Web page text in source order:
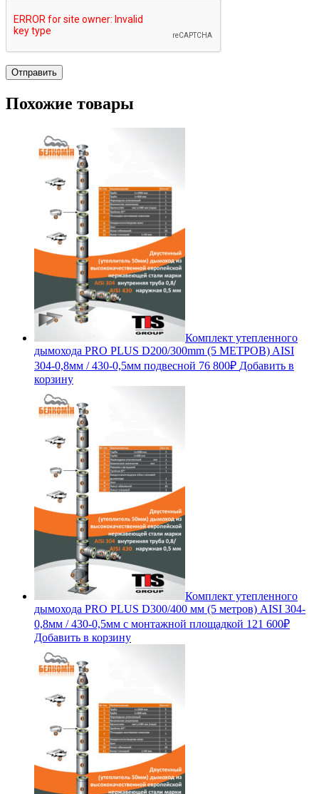
Похожие товары
Комплект утепленного
дымохода PRO PLUS D200/300mm (5 МЕТРОВ) AISI
304-0,8мм / 430-0,5мм подвесной 76 800₽ Добавить в
корзину
Комплект утепленного
дымохода PRO PLUS D300/400 мм (5 метров) AISI 304-
0,8мм / 430-0,5мм с монтажной площадкой 121 600₽
Добавить в корзину